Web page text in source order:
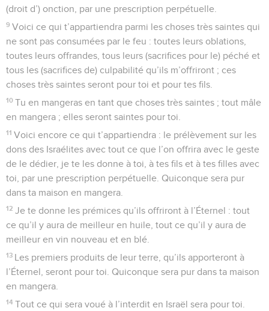
(droit d’) onction, par une prescription perpétuelle.
9 Voici ce qui t’appartiendra parmi les choses très saintes qui
ne sont pas consumées par le feu : toutes leurs oblations,
toutes leurs offrandes, tous leurs (sacrifices pour le) péché et
tous les (sacrifices de) culpabilité qu’ils m’offriront ; ces
choses très saintes seront pour toi et pour tes fils.
10 Tu en mangeras en tant que choses très saintes ; tout mâle
en mangera ; elles seront saintes pour toi.
11 Voici encore ce qui t’appartiendra : le prélèvement sur les
dons des Israélites avec tout ce que l’on offrira avec le geste
de le dédier, je te les donne à toi, à tes fils et à tes filles avec
toi, par une prescription perpétuelle. Quiconque sera pur
dans ta maison en mangera.
12 Je te donne les prémices qu’ils offriront à l’Éternel : tout
ce qu’il y aura de meilleur en huile, tout ce qu’il y aura de
meilleur en vin nouveau et en blé.
13 Les premiers produits de leur terre, qu’ils apporteront à
l’Éternel, seront pour toi. Quiconque sera pur dans ta maison
en mangera.
14 Tout ce qui sera voué à l’interdit en Israël sera pour toi.